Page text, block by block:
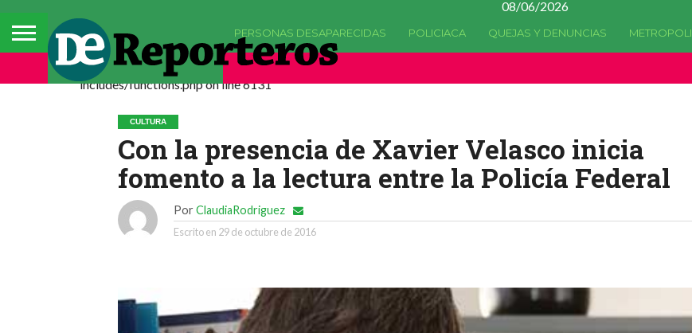
08/06/2026
PERSONAS DESAPARECIDAS POLICIACA QUEJAS Y DENUNCIAS METROPOLI
Deprecated: La función comments_popup_script ha quedado
includes/functions.php on line 6131
CULTURA
Con la presencia de Xavier Velasco inicia
fomento a la lectura entre la Policía Federal
Por ClaudiaRodriguez
Escrito en 29 de octubre de 2016